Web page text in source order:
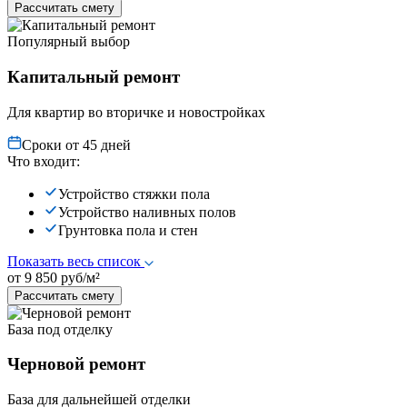
Рассчитать смету
Популярный выбор
Капитальный ремонт
Для квартир во вторичке и новостройках
Сроки от 45 дней
Что входит:
Устройство стяжки пола
Устройство наливных полов
Грунтовка пола и стен
Показать весь список
от 9 850 руб/м²
Рассчитать смету
База под отделку
Черновой ремонт
База для дальнейшей отделки